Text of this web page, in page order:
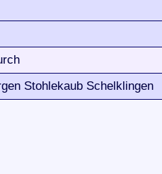
Stohlekaub Schelklingen